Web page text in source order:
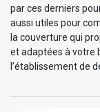
par ces derniers
aussi utiles pour
la couverture qui
et adaptées à votre
l’établissement de